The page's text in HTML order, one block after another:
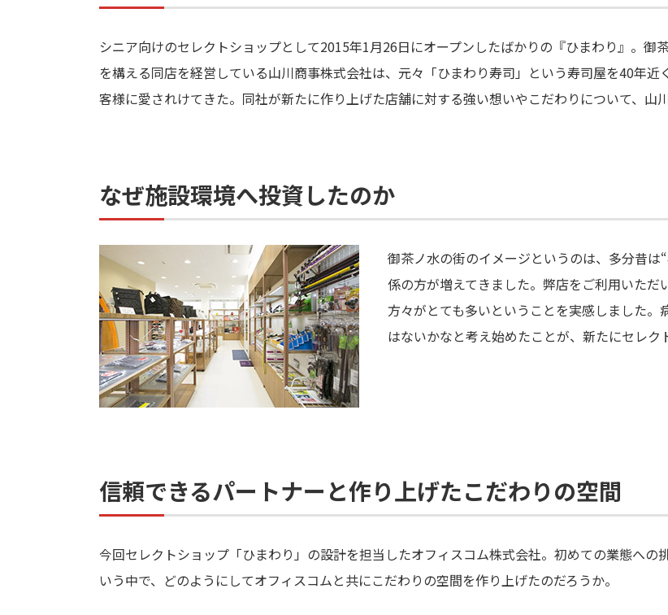
シニア向けのセレクトショップとして2015年1月26日にオープンしたばかりの『ひまわり』。
を構える同店を経営している山川商事株式会社は、元々「ひまわり寿司」という寿司屋を40年
客様に愛されけてきた。同社が新たに作り上げた店舗に対する強い想いやこだわりについて、山
なぜ施設環境へ投資したのか
御茶ノ水の街のイメージというのは、多分昔
係の方が増えてきました。弊店をご利用いた
方々がとても多いということを実感しました
はないかなと考え始めたことが、新たにセレク
信頼できるパートナーと作り上げたこだわりの空間
今回セレクトショップ「ひまわり」の設計を担当したオフィスコム株式会社。初めての業態への
いう中で、どのようにしてオフィスコムと共にこだわりの空間を作り上げたのだろうか。